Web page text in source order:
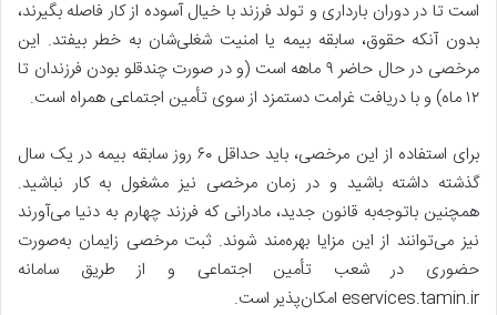
است تا در دوران بارداری و تولد فرزند با خیال آسوده از کار فاصله بگیرند،
بدون آنکه حقوق، سابقه بیمه یا امنیت شغلی‌شان به خطر بیفتد. این
مرخصی در حال حاضر ۹ ماهه است (و در صورت چندقلو بودن فرزندان تا
۱۲ ماه) و با دریافت غرامت دستمزد از سوی تأمین اجتماعی همراه است.
برای استفاده از این مرخصی، باید حداقل ۶۰ روز سابقه بیمه در یک سال
گذشته داشته باشید و در زمان مرخصی نیز مشغول به کار نباشید.
همچنین با‌توجه‌به قانون جدید، مادرانی که فرزند چهارم به دنیا می‌آورند
نیز می‌توانند از این مزایا بهره‌مند شوند. ثبت مرخصی زایمان به‌صورت
حضوری در شعب تأمین اجتماعی و از طریق سامانه
eservices.tamin.ir امکان‌پذیر است.